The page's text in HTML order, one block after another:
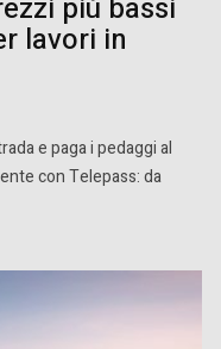
più bassi
lavori in
e paga i pedaggi al
con Telepass: da